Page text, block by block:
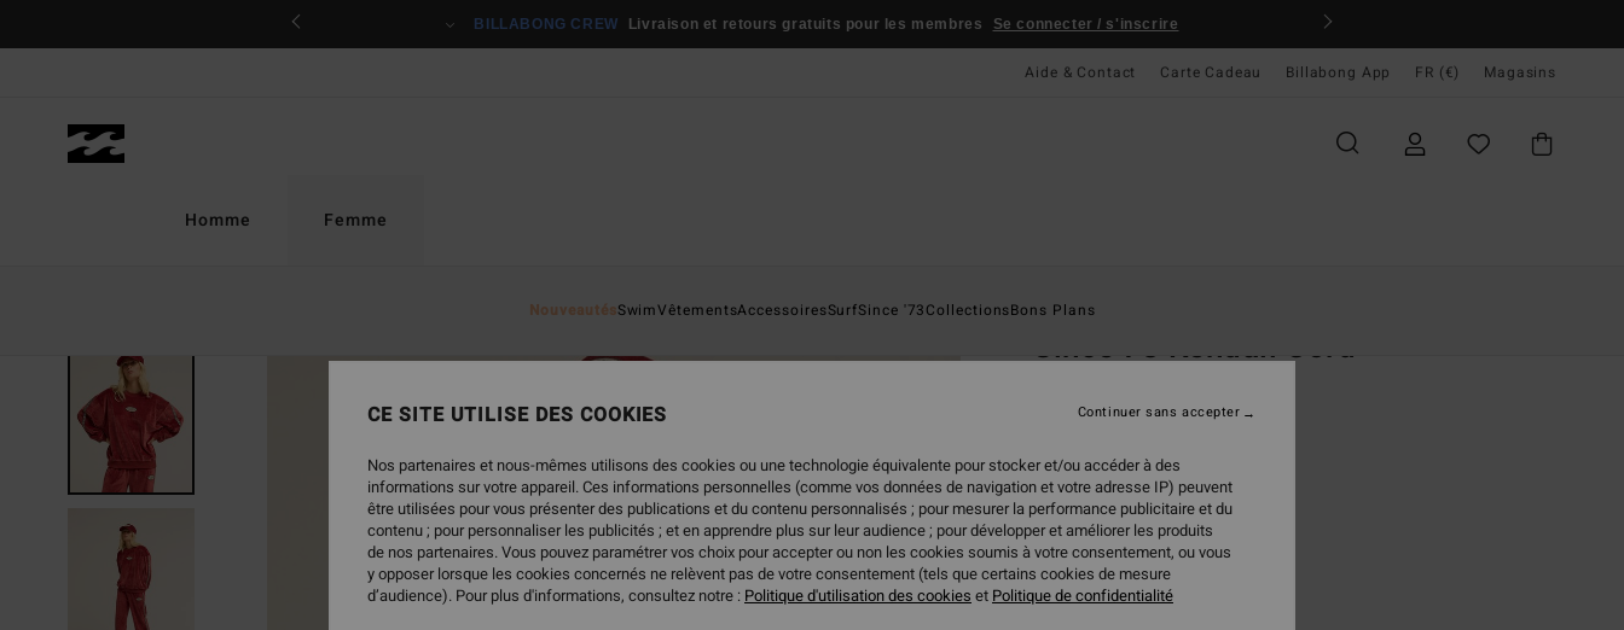
BILLABONG CREW Livraison et retours gratuits pour les membres Se connecter / s'inscrire
Aide & Contact Carte Cadeau Billabong App FR (€) Magasins
Homme Femme
NouveautésSwimVêtementsAccessoiresSurfSince '73CollectionsBons Plans
Since 73 Kendall Cord
CouleurBurnt Russet
CE SITE UTILISE DES COOKIES
Nos partenaires et nous-mêmes utilisons des cookies ou une technologie équivalente pour stocker et/ou accéder à des
informations sur votre appareil. Ces informations personnelles (comme vos données de navigation et votre adresse IP) peuvent
être utilisées pour vous présenter des publications et du contenu personnalisés ; pour mesurer la performance publicitaire et du
contenu ; pour personnaliser les publicités ; et en apprendre plus sur leur audience ; pour développer et améliorer les produits
de nos partenaires. Vous pouvez paramétrer vos choix pour accepter ou non les cookies soumis à votre consentement, ou vous
y opposer lorsque les cookies concernés ne relèvent pas de votre consentement (tels que certains cookies de mesure
d’audience). Pour plus d'informations, consultez notre : Politique d'utilisation des cookies et Politique de confidentialité
Continuer sans accepter